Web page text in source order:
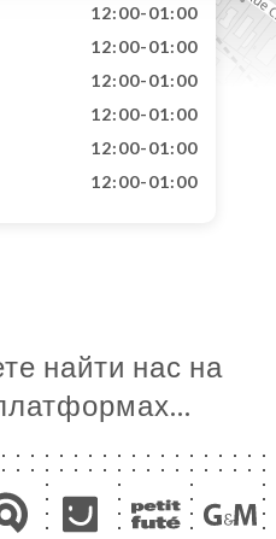
12:00-01:00
12:00-01:00
12:00-01:00
12:00-01:00
12:00-01:00
12:00-01:00
найти нас на